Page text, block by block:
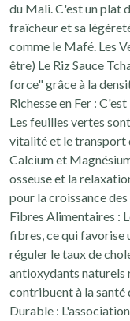
du Mali. C'est un plat
fraîcheur et sa
comme le Mafé. Les
être) Le Riz Sauce
force" grâce à la
Richesse en Fer :
Les feuilles vertes
vitalité et le transport
Calcium et
osseuse et la
pour la croissance
Fibres Alimentaires :
fibres, ce qui favorise
réguler le taux de
antioxydants naturels
contribuent à la santé
Durable :